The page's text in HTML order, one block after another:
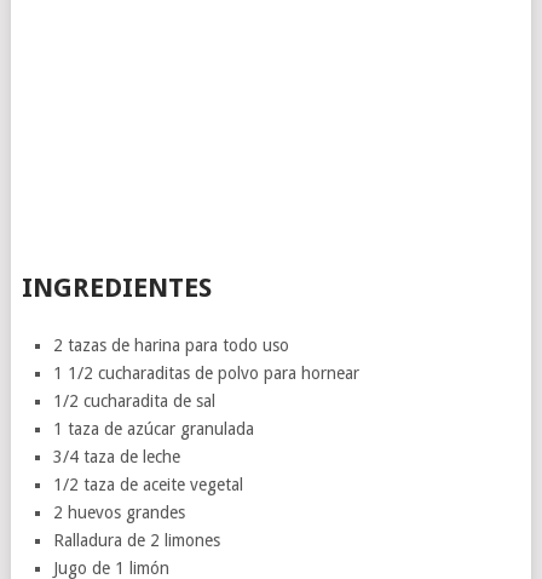
INGREDIENTES
2 tazas de harina para todo uso
1 1/2 cucharaditas de polvo para hornear
1/2 cucharadita de sal
1 taza de azúcar granulada
3/4 taza de leche
1/2 taza de aceite vegetal
2 huevos grandes
Ralladura de 2 limones
Jugo de 1 limón